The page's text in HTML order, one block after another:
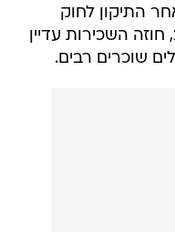
התיקון לחוק
השכירות והשאילה בשנת 2017, חוזה השכירות עדיין
שוכרים רבים.